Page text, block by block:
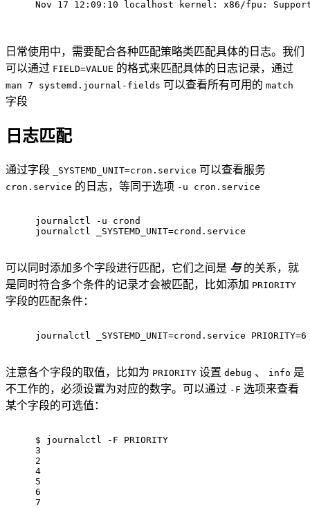
Nov 17 12:09:10 localhost kernel: x86/fpu:
日常使用中，需要配合各种匹配策略类匹配具体的日志。我们
可以通过 FIELD=VALUE 的格式来匹配具体的日志记录，通过
man 7 systemd.journal-fields 可以查看所有可用的 match
字段
日志匹配
通过字段 _SYSTEMD_UNIT=cron.service 可以查看服务
cron.service 的日志，等同于选项 -u cron.service
journalctl -u crond
journalctl _SYSTEMD_UNIT=crond.service
可以同时添加多个字段进行匹配，它们之间是 与的关系，就
是同时符合多个条件的记录才会被匹配，比如添加 PRIORITY
字段的匹配条件：
journalctl _SYSTEMD_UNIT=crond.service PRIORITY=6
注意各个字段的取值，比如为 PRIORITY 设置 debug 、 info 是
不工作的，必须设置为对应的数字。可以通过 -F 选项来查看
某个字段的可选值：
$ journalctl -F PRIORITY
3
2
4
5
6
7